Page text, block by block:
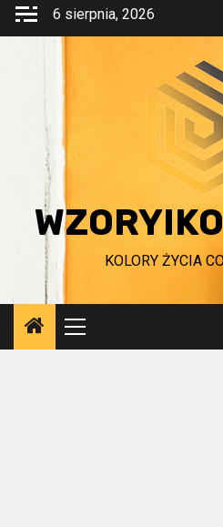
Przejdź
6 sierpnia, 2026
KOLORY ŻYCIA
Menu
główne